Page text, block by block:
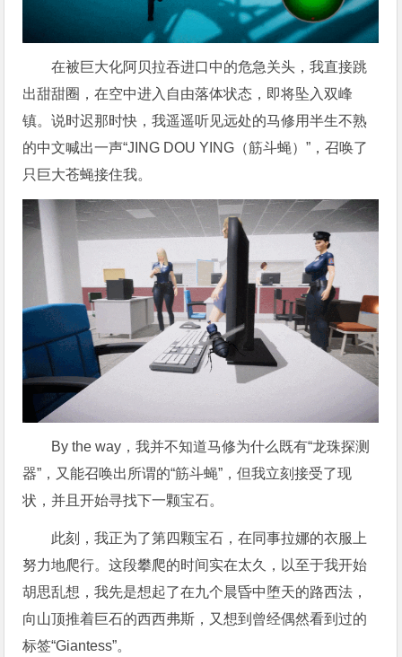
在被巨大化阿贝拉吞进口中的危急关头，我直接跳
出甜甜圈，在空中进入自由落体状态，即将坠入双峰
镇。说时迟那时快，我遥遥听见远处的马修用半生不熟
的中文喊出一声“JING DOU YING（筋斗蝇）”，召唤了
只巨大苍蝇接住我。
By the way，我并不知道马修为什么既有“龙珠探测
器”，又能召唤出所谓的“筋斗蝇”，但我立刻接受了现
状，并且开始寻找下一颗宝石。
此刻，我正为了第四颗宝石，在同事拉娜的衣服上
努力地爬行。这段攀爬的时间实在太久，以至于我开始
胡思乱想，我先是想起了在九个晨昏中堕天的路西法，
向山顶推着巨石的西西弗斯，又想到曾经偶然看到过的
标签“Giantess”。